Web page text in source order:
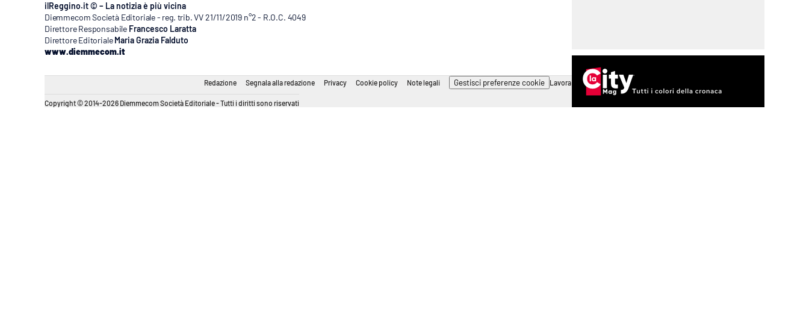
ilReggino.it © – La notizia è più vicina
Diemmecom Società Editoriale - reg. trib. VV 21/11/2019 n°2 - R.O.C. 4049
Direttore Responsabile Francesco Laratta
Direttore Editoriale Maria Grazia Falduto
www.diemmecom.it
Redazione Segnala alla redazione Privacy Cookie policy Note legali Gestisci preferenze cookie Lavora con noi
Copyright © 2014-2026 Diemmecom Società Editoriale - Tutti i diritti sono riservati